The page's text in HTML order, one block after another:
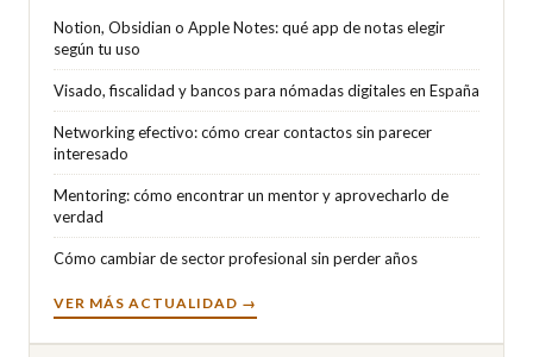
Notion, Obsidian o Apple Notes: qué app de notas elegir
según tu uso
Visado, fiscalidad y bancos para nómadas digitales en España
Networking efectivo: cómo crear contactos sin parecer
interesado
Mentoring: cómo encontrar un mentor y aprovecharlo de
verdad
Cómo cambiar de sector profesional sin perder años
VER MÁS ACTUALIDAD →